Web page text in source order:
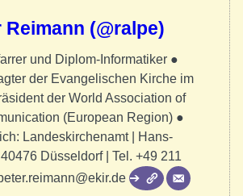
Reimann (@ralpe)
und Diplom-Informatiker ●
der Evangelischen Kirche im
der World Association of
(European Region) ●
Landeskirchenamt | Hans-
Düsseldorf | Tel. +49 211